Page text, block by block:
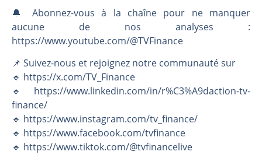
🔔 Abonnez-vous à la chaîne pour ne manquer
aucune de nos analyses :
https://www.youtube.com/@TVFinance
📌 Suivez-nous et rejoignez notre communauté sur
🔹 https://x.com/TV_Finance
🔹 https://www.linkedin.com/in/r%C3%A9daction-tv-
finance/
🔹 https://www.instagram.com/tv_finance/
🔹 https://www.facebook.com/tvfinance
🔹 https://www.tiktok.com/@tvfinancelive